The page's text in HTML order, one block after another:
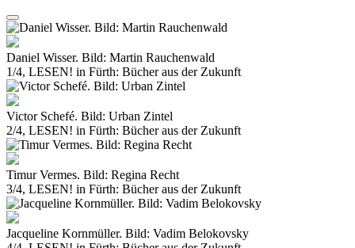
Daniel Wisser. Bild: Martin Rauchenwald
1/4, LESEN! in Fürth: Bücher aus der Zukunft
Victor Schefé. Bild: Urban Zintel
2/4, LESEN! in Fürth: Bücher aus der Zukunft
Timur Vermes. Bild: Regina Recht
3/4, LESEN! in Fürth: Bücher aus der Zukunft
Jacqueline Kornmüller. Bild: Vadim Belokovsky